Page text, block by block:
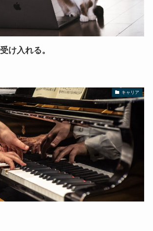
け入れる。
キャリア